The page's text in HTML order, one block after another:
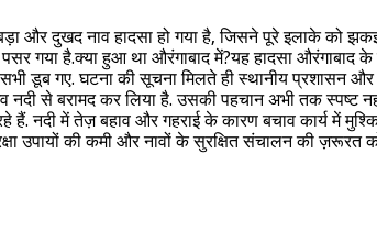
दुखद नाव हादसा हो गया है, जिसने पूरे इलाके को
पसर गया है.क्या हुआ था औरंगाबाद में?यह हादसा
डूब गए. घटना की सूचना मिलते ही स्थानीय प्रशासन
से बरामद कर लिया है. उसकी पहचान अभी तक स्पष्ट
हैं. नदी में तेज़ बहाव और गहराई के कारण बचाव कार्य में
उपायों की कमी और नावों के सुरक्षित संचालन की